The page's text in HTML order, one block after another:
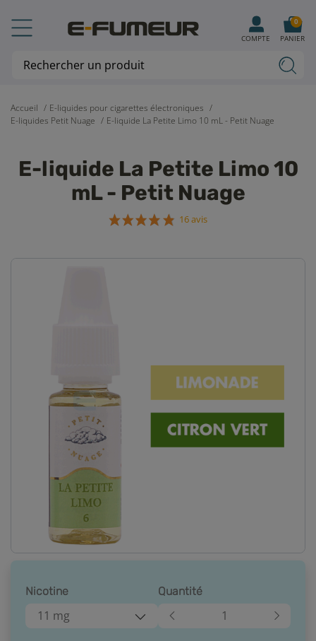
Accueil
E-liquides pour cigarettes électroniques
E-liquides Petit Nuage
E-liquide La Petite Limo 10 mL - Petit Nuage
E-liquide La Petite Limo 10
mL - Petit Nuage
16 avis
Nicotine
11 mg
Quantité
COMPTE PANIER
0